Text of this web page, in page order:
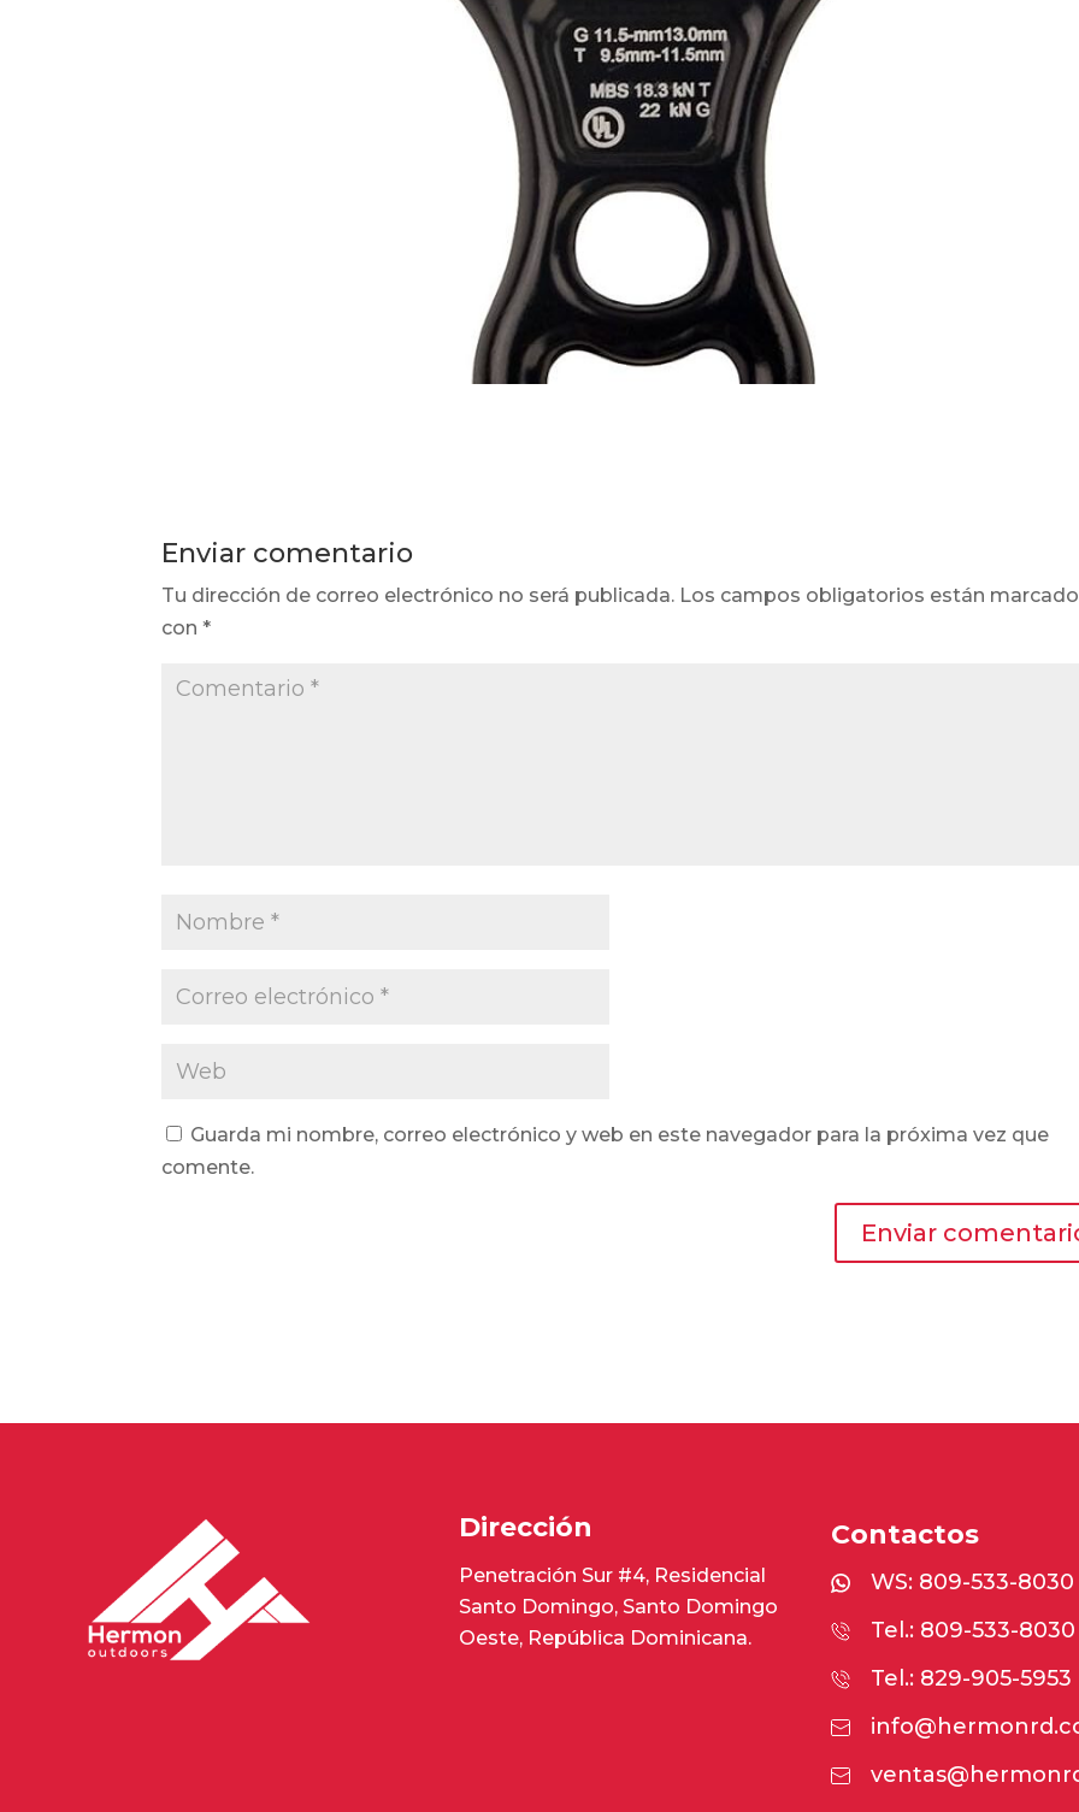
Enviar comentario
Tu dirección de correo electrónico no será publicada. Los campos obligatorios están
con*
Guarda mi nombre, correo electrónico y web en este navegador para la próxima vez que
comente.
Dirección
Penetración Sur #4, Residencial
Santo Domingo, Santo Domingo
Oeste, República Dominicana.
Contactos
WS: 809-533-8030
Tel.: 809-533-8030
Tel.: 829-905-5953